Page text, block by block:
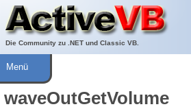
Die Community zu .NET und Classic VB.
Über ActiveVB
Hilfe
Menü
waveOutGetVolume